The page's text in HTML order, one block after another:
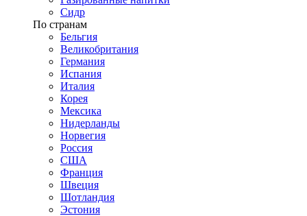
Сидр
По странам
Бельгия
Великобритания
Германия
Испания
Италия
Корея
Мексика
Нидерланды
Норвегия
Россия
США
Франция
Швеция
Шотландия
Эстония